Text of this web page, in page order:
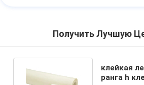
Получить Лучшую
клейкая
ранга h